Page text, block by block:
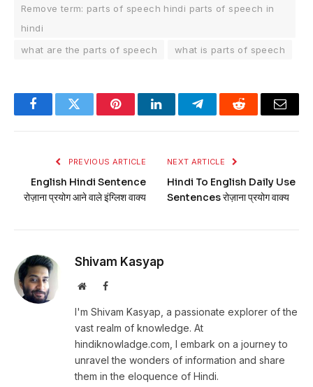
Remove term: parts of speech hindi parts of speech in
hindi
what are the parts of speech
what is parts of speech
FacebookTwitter PinterestLinkedInTelegramReddit Email
PREVIOUS ARTICLE
English Hindi Sentence
रोज़ाना प्रयोग आने वाले इंग्लिश वाक्य
NEXT ARTICLE
Hindi To English Daily Use
Sentences रोज़ाना प्रयोग वाक्य
Shivam Kasyap
WebsiteFacebook
I'm Shivam Kasyap, a passionate explorer of the
vast realm of knowledge. At
hindiknowladge.com, I embark on a journey to
unravel the wonders of information and share
them in the eloquence of Hindi.